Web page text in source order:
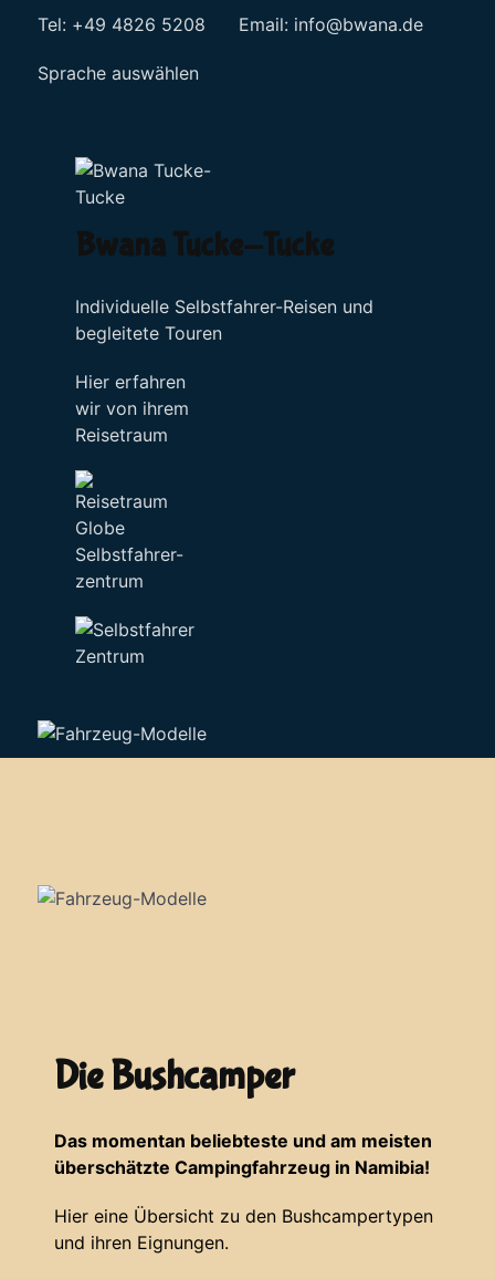
Tel: +49 4826 5208 Email: info@bwana.de
Sprache auswählen
Bwana Tucke-Tucke
Individuelle Selbstfahrer-Reisen und
begleitete Touren
Hier erfahren
wir von ihrem
Reisetraum
Selbstfahrer-
zentrum
Die Bushcamper
Das momentan beliebteste und am meisten
überschätzte Campingfahrzeug in Namibia!
Hier eine Übersicht zu den Bushcampertypen
und ihren Eignungen.